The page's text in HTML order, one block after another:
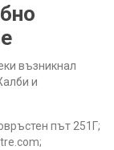
възникнал
и
път 251Г;